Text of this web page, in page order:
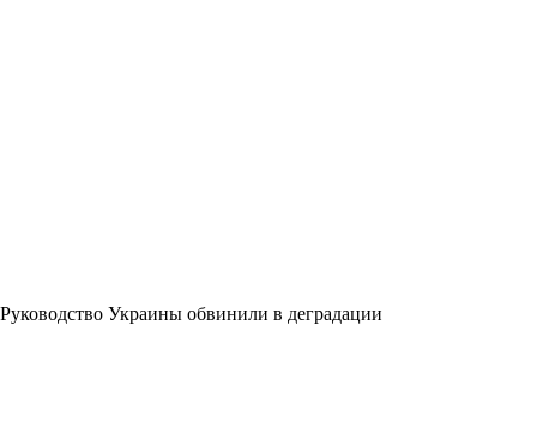
Руководство Украины обвинили в деградации